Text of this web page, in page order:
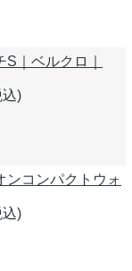
｜ベルクロ｜
込)
ンコンパクトウォ
込)